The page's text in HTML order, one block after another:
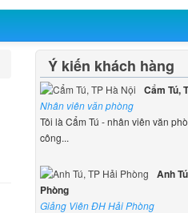
Ý kiến khách hàng
Cẩm Tú,
Nhân viên văn phòng
Tôi là Cẩm Tú - nhân viên văn
công...
Anh
Phòng
Giảng Viên ĐH Hải Phòng